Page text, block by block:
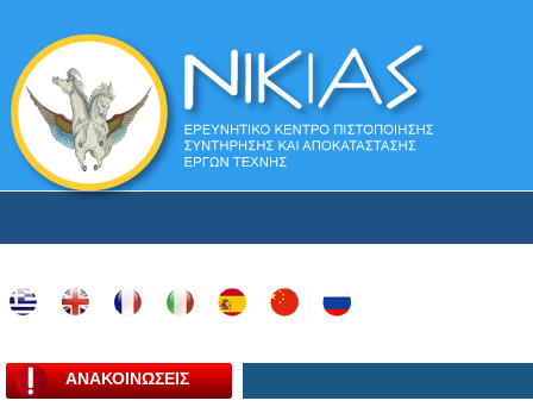
ΑΝΑΚΟΙΝΩΣΕΙΣ